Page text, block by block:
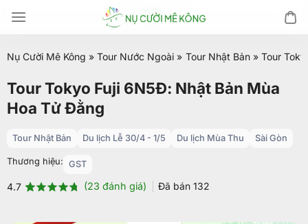
đến
dung
Nụ Cười Mê Kông » Tour Nước Ngoài » Tour Nhật Bản » Tour
Tour Tokyo Fuji 6N5Đ: Nhật Bản Mùa
Hoa Tử Đằng
Tour Nhật Bản Du lịch Lễ 30/4 - 1/5 Du lịch Mùa Thu Sài Gòn
Thương hiệu: GST
4.7 (23 đánh giá) Đã bán 132